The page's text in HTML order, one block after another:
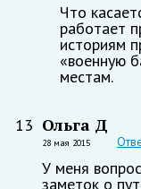
Что
работает
историям
«военную
местам.
13 Ольга Д
28 мая 2015
У меня
заметок о